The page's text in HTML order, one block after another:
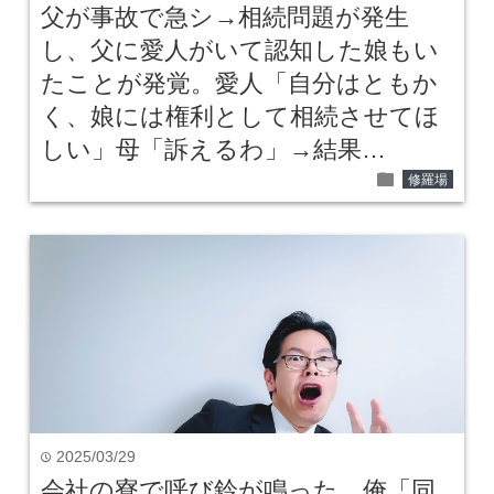
父が事故で急シ→相続問題が発生
し、父に愛人がいて認知した娘もい
たことが発覚。愛人「自分はともか
く、娘には権利として相続させてほ
しい」母「訴えるわ」→結果…
folder 修羅場
time 2025/03/29